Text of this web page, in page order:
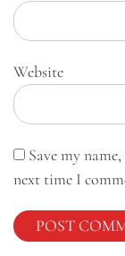
Website
Save my
next time I